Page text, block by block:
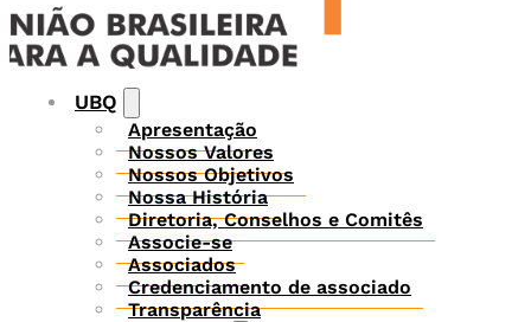
UBQ
Apresentação
Nossos Valores
Nossos Objetivos
Nossa História
Diretoria, Conselhos e Comitês
Associe-se
Associados
Credenciamento de associado
Transparência